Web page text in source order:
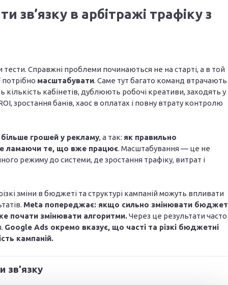
зв’язку в арбітражі трафіку з
Справжні проблеми починаються не на старті, а в той
потрібно масштабувати. Саме тут багато команд втрачають
кабінетів, дублюють робочі креативи, заходять у
зростання банів, хаос в оплатах і повну втрату контролю
грошей у рекламу, а так: як правильно
ламаючи те, що вже працює. Масштабування — це не
режиму до системи, де зростання трафіку, витрат і
зміни в бюджеті та структурі кампаній можуть впливати
Meta попереджає: якщо сильно змінювати бюджет
почати змінювати алгоритми.Через це результати часто
Google Ads окремо вказує, що часті та різкі бюджетні
кампаній.
зв'язку